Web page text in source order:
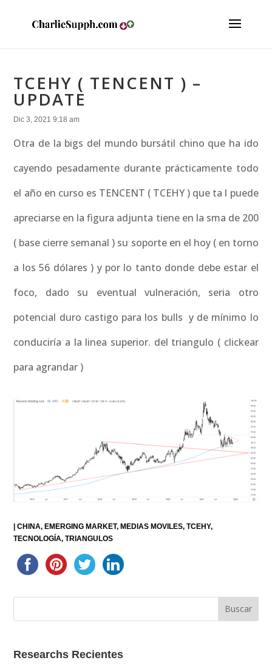
TCEHY ( TENCENT ) –
UPDATE
Dic 3, 2021 9:18 am
Otra de la bigs del mundo bursátil chino que ha ido
cayendo pesadamente durante prácticamente todo
el año en curso es TENCENT ( TCEHY ) que ta l puede
apreciarse en la figura adjunta tiene en la sma de 200
( base cierre semanal ) su soporte en el hoy ( en torno
a los 56 dólares ) y por lo tanto donde debe estar el
foco, dado su eventual vulneración, seria otro
potencial duro castigo para los bulls y de mínimo lo
conduciría a la linea superior. del triangulo ( clickear
para agrandar )
|CHINA EMERGING MARKET MEDIAS MOVILES TCEHY
TECNOLOGÍA TRIANGULOS
Researchs Recientes